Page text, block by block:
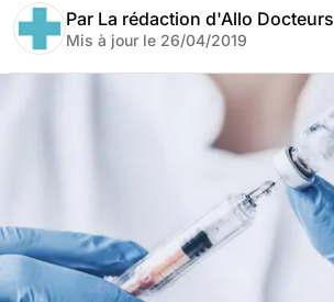
Par La rédaction d'Allo Docteurs
Mis à jour le 26/04/2019